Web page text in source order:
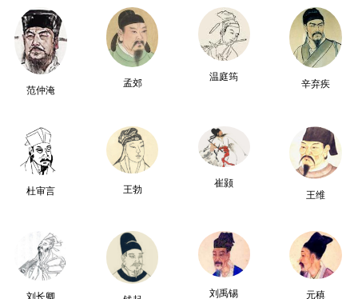
范仲淹
孟郊
温庭筠
辛弃疾
杜审言 王勃
崔颢
王维
刘长卿 刘禹锡 元稹